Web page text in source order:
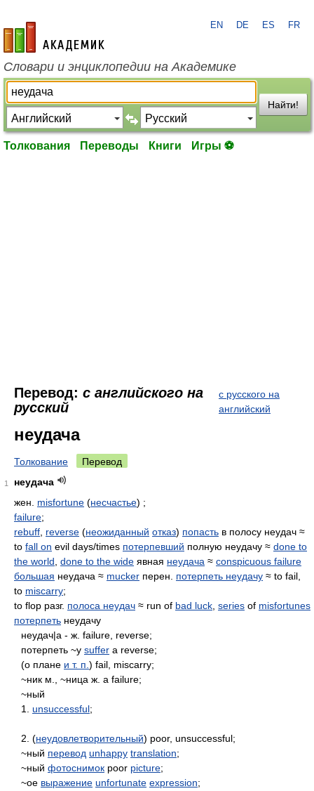
academic.ru
EN DE ES FR
Словари и энциклопедии на Академике
Найти!
Толкования Переводы Книги Игры ⚽
Перевод: с английского на
русский
с русского на
английский
неудача
Толкование Перевод
1
неудача
жен. misfortune (несчастье) ;
failure;
rebuff reverse (неожиданный отказ) попасть в полосу неудач ≈
to fall on evil days/times потерпевший полную неудачу ≈ done to
the world done to the wide явная неудача ≈ conspicuous failure
большая неудача ≈ mucker перен. потерпеть неудачу ≈ to fail,
to miscarry;
to flop разг. полоса неудач ≈ run of bad luck series of misfortunes
потерпеть неудачу
неудач|а - ж. failure, reverse;
потерпеть ~у suffer a reverse;
(о плане и т. п. ) fail, miscarry;
~ник м., ~ница ж. a failure;
~ный
1. unsuccessful;
2. (неудовлетворительный) poor, unsuccessful;
~ный перевод unhappy translation;
~ный фотоснимок poor picture;
~ое выражение unfortunate expression;